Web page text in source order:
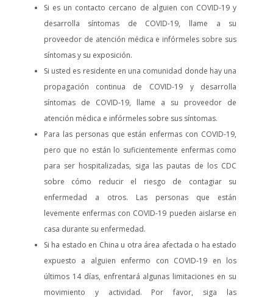
Si es un contacto cercano de alguien con COVID-19 y
desarrolla síntomas de COVID-19, llame a su
proveedor de atención médica e infórmeles sobre sus
síntomas y su exposición.
Si usted es residente en una comunidad donde hay una
propagación continua de COVID-19 y desarrolla
síntomas de COVID-19, llame a su proveedor de
atención médica e infórmeles sobre sus síntomas.
Para las personas que están enfermas con COVID-19,
pero que no están lo suficientemente enfermas como
para ser hospitalizadas, siga las pautas de los CDC
sobre cómo reducir el riesgo de contagiar su
enfermedad a otros. Las personas que están
levemente enfermas con COVID-19 pueden aislarse en
casa durante su enfermedad.
Si ha estado en China u otra área afectada o ha estado
expuesto a alguien enfermo con COVID-19 en los
últimos 14 días, enfrentará algunas limitaciones en su
movimiento y actividad. Por favor, siga las